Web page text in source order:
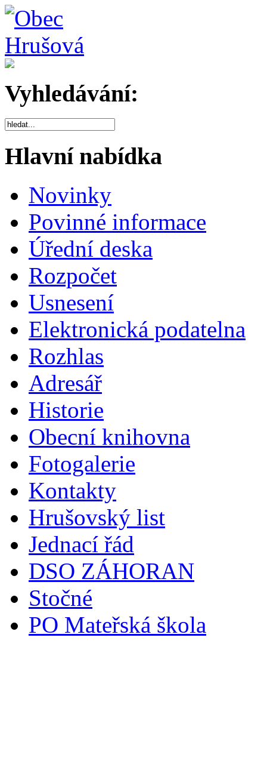
Vyhledávání:
Hlavní nabídka
Novinky
Povinné informace
Úřední deska
Rozpočet
Usnesení
Elektronická podatelna
Rozhlas
Adresář
Historie
Obecní knihovna
Fotogalerie
Kontakty
Hrušovský list
Jednací řád
DSO ZÁHORAN
Stočné
PO Mateřská škola